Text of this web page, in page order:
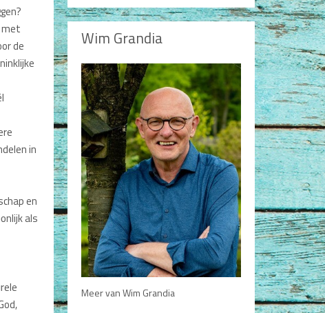
met
de
in
en
als
Wim Grandia
Meer van Wim Grandia